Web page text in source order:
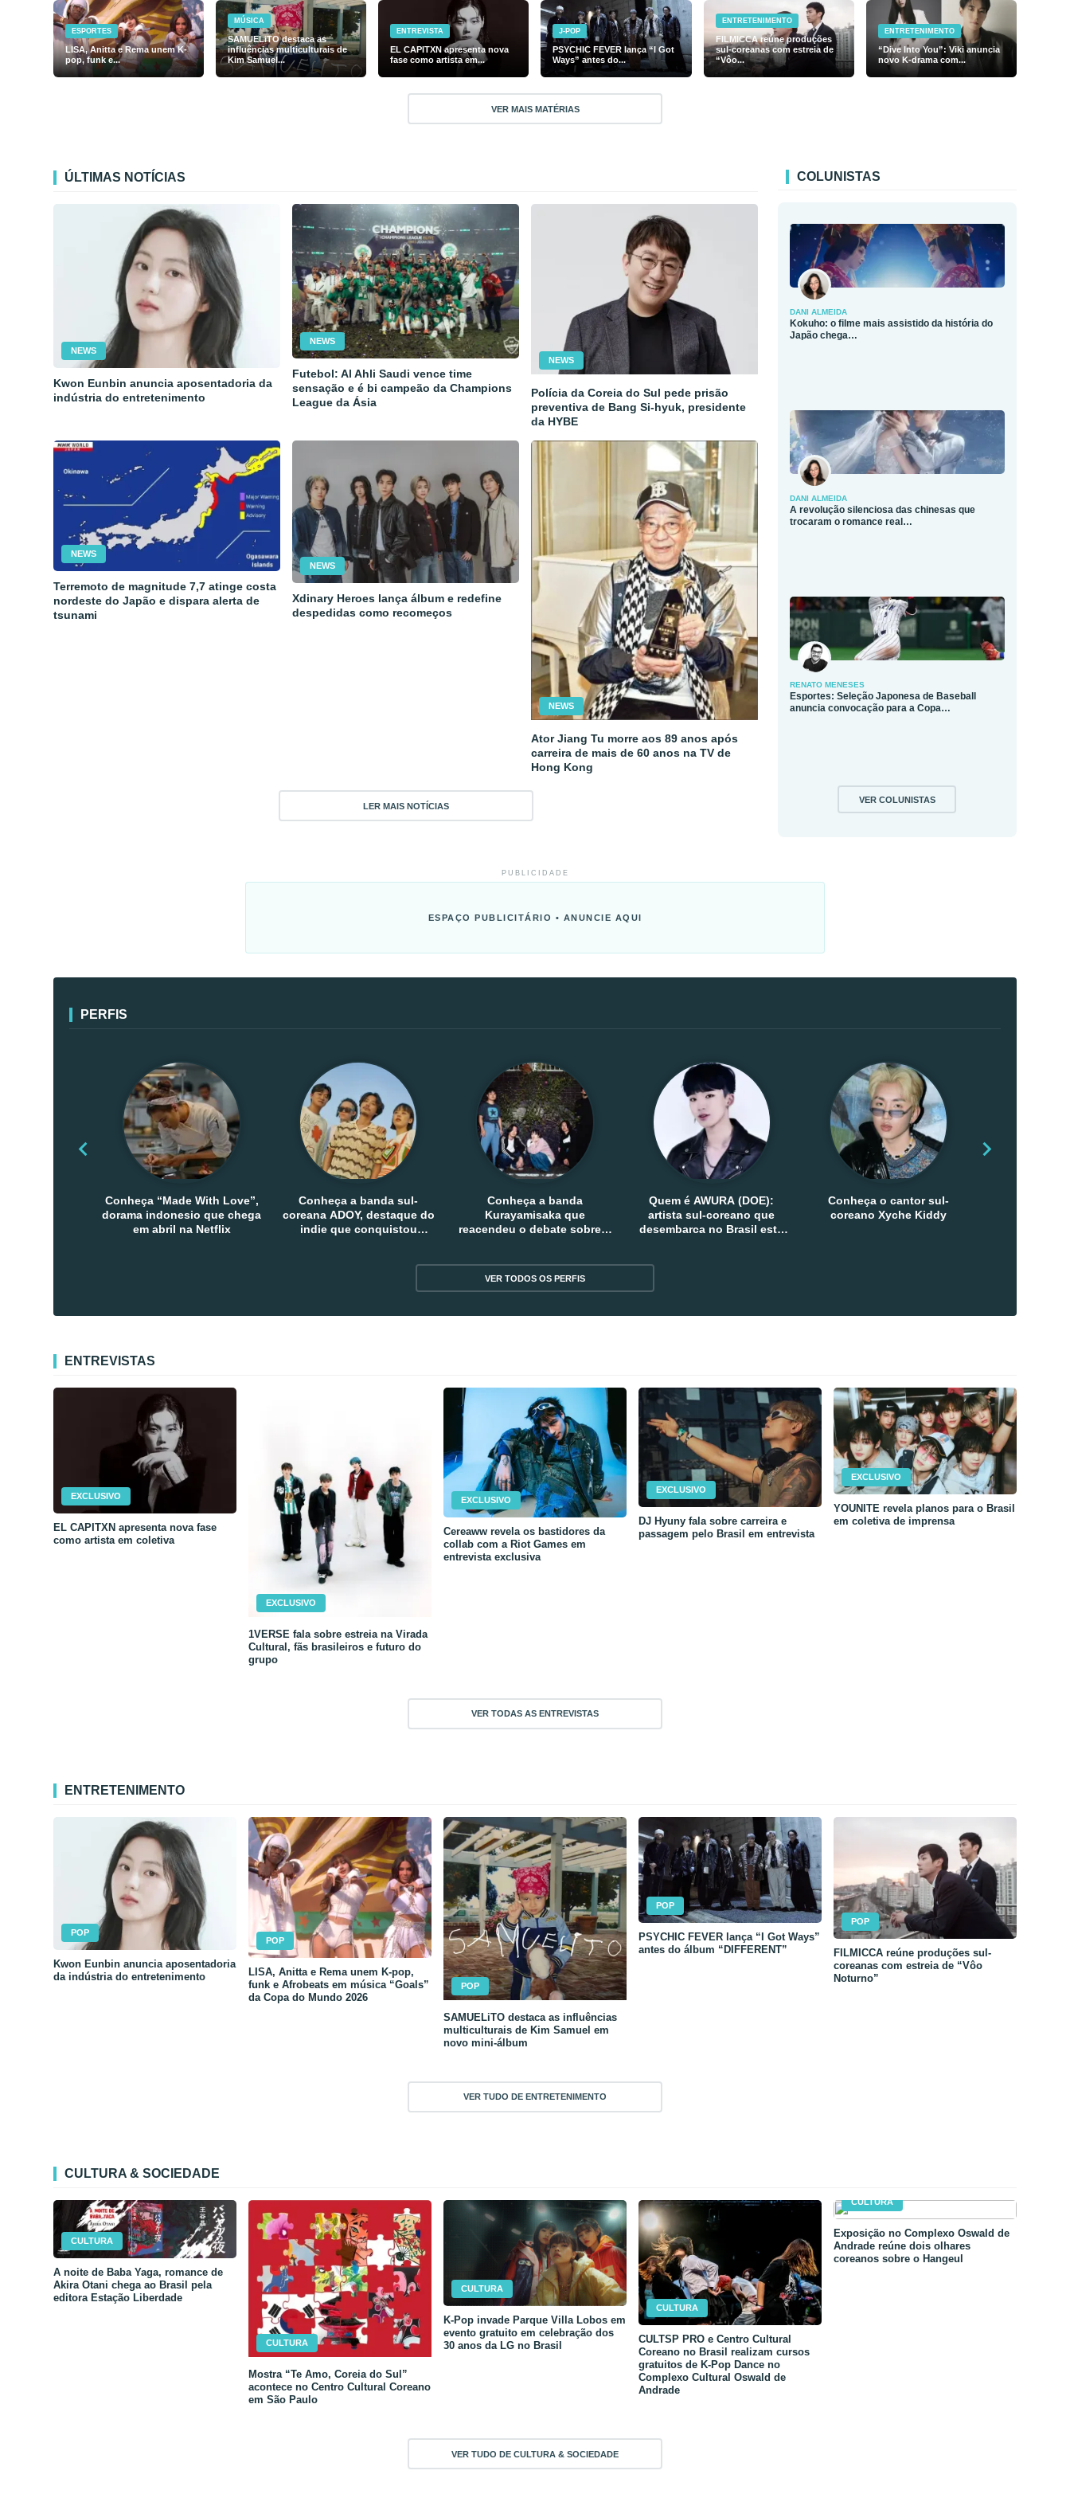
ESPORTES
LISA, Anitta e Rema unem K-
pop, funk e...
MÚSICA
SAMUELiTO destaca as
influências multiculturais de
Kim Samuel...
ENTREVISTA
EL CAPITXN apresenta nova
fase como artista em...
J-POP
PSYCHIC FEVER lança “I Got
Ways” antes do...
ENTRETENIMENTO
FILMICCA reúne produções
sul-coreanas com estreia de
“Vôo...
ENTRETENIMENTO
“Dive Into You”: Viki anuncia
novo K-drama com...
VER MAIS MATÉRIAS
ÚLTIMAS NOTÍCIAS
NEWS
Kwon Eunbin anuncia aposentadoria da
indústria do entretenimento
NEWS
Futebol: Al Ahli Saudi vence time
sensação e é bi campeão da Champions
League da Ásia
NEWS
Polícia da Coreia do Sul pede prisão
preventiva de Bang Si-hyuk, presidente
da HYBE
NEWS
Terremoto de magnitude 7,7 atinge costa
nordeste do Japão e dispara alerta de
tsunami
NEWS
Xdinary Heroes lança álbum e redefine
despedidas como recomeços
NEWS
Ator Jiang Tu morre aos 89 anos após
carreira de mais de 60 anos na TV de
Hong Kong
LER MAIS NOTÍCIAS
COLUNISTAS
DANI ALMEIDA
Kokuho: o filme mais assistido da história do
Japão chega…
DANI ALMEIDA
A revolução silenciosa das chinesas que
trocaram o romance real…
RENATO MENESES
Esportes: Seleção Japonesa de Baseball
anuncia convocação para a Copa…
VER COLUNISTAS
PUBLICIDADE
ESPAÇO PUBLICITÁRIO • ANUNCIE AQUI
PERFIS
Conheça “Made With Love”,
dorama indonesio que chega
em abril na Netflix
Conheça a banda sul-
coreana ADOY, destaque do
indie que conquistou
Conheça a banda
Kurayamisaka que
reacendeu o debate sobre o
Quem é AWURA (DOE):
artista sul-coreano que
desembarca no Brasil esta
Conheça o cantor sul-
coreano Xyche Kiddy
VER TODOS OS PERFIS
ENTREVISTAS
EXCLUSIVO
EL CAPITXN apresenta nova fase
como artista em coletiva
EXCLUSIVO
1VERSE fala sobre estreia na Virada
Cultural, fãs brasileiros e futuro do
grupo
EXCLUSIVO
Cereaww revela os bastidores da
collab com a Riot Games em
entrevista exclusiva
EXCLUSIVO
DJ Hyuny fala sobre carreira e
passagem pelo Brasil em entrevista
EXCLUSIVO
YOUNITE revela planos para o Brasil
em coletiva de imprensa
VER TODAS AS ENTREVISTAS
ENTRETENIMENTO
POP
Kwon Eunbin anuncia aposentadoria
da indústria do entretenimento
POP
LISA, Anitta e Rema unem K-pop,
funk e Afrobeats em música “Goals”
da Copa do Mundo 2026
POP
SAMUELiTO destaca as influências
multiculturais de Kim Samuel em
novo mini-álbum
POP
PSYCHIC FEVER lança “I Got Ways”
antes do álbum “DIFFERENT”
POP
FILMICCA reúne produções sul-
coreanas com estreia de “Vôo
Noturno”
VER TUDO DE ENTRETENIMENTO
CULTURA & SOCIEDADE
CULTURA
A noite de Baba Yaga, romance de
Akira Otani chega ao Brasil pela
editora Estação Liberdade
CULTURA
Mostra “Te Amo, Coreia do Sul”
acontece no Centro Cultural Coreano
em São Paulo
CULTURA
K-Pop invade Parque Villa Lobos em
evento gratuito em celebração dos
30 anos da LG no Brasil
CULTURA
CULTSP PRO e Centro Cultural
Coreano no Brasil realizam cursos
gratuitos de K-Pop Dance no
Complexo Cultural Oswald de
Andrade
CULTURA
Exposição no Complexo Oswald de
Andrade reúne dois olhares
coreanos sobre o Hangeul
VER TUDO DE CULTURA & SOCIEDADE